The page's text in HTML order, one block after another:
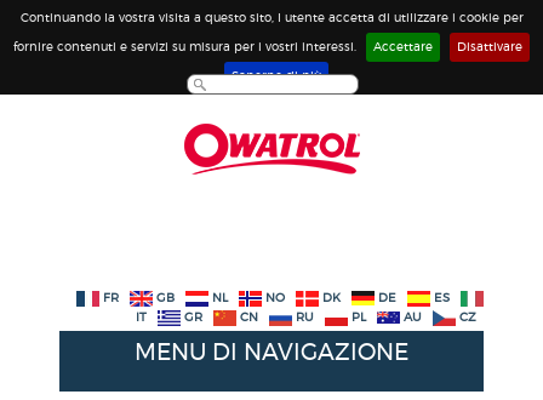
Continuando la vostra visita a questo sito, l utente accetta di utilizzare i cookie per
fornire contenuti e servizi su misura per i vostri interessi. Accettare Disattivare
Saperne di più
FR GB NL NO DK DE
ES
IT
GR CN RU PL AU CZ
MENU DI NAVIGAZIONE